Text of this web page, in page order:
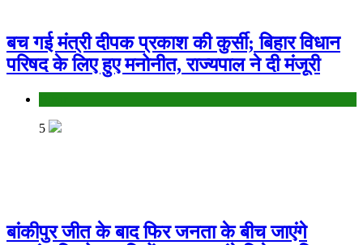
बच गई मंत्री दीपक प्रकाश की कुर्सी; बिहार विधान
परिषद के लिए हुए मनोनीत, राज्यपाल ने दी मंजूरी
5
बांकीपुर जीत के बाद फिर जनता के बीच जाएंगे